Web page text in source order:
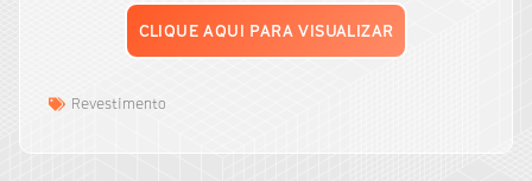
CLIQUE AQUI PARA VISUALIZAR
Revestimento